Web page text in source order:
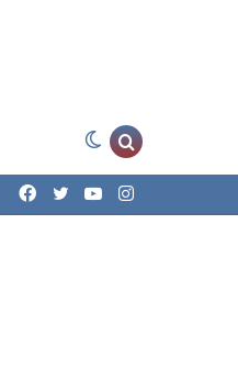
Search
Switch
skin
YouTube
Twitter
Facebook